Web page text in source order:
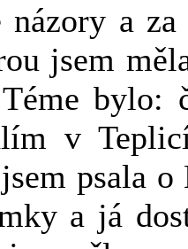
a
jsem
bylo:
v
psala
a já